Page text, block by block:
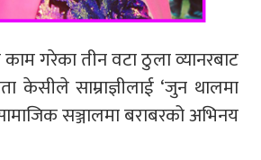
गरेका तीन वटा ठुला व्यानरबाट
केसीले साम्राज्ञीलाई ‘जुन थालमा
सञ्जालमा बराबरको अभिनय